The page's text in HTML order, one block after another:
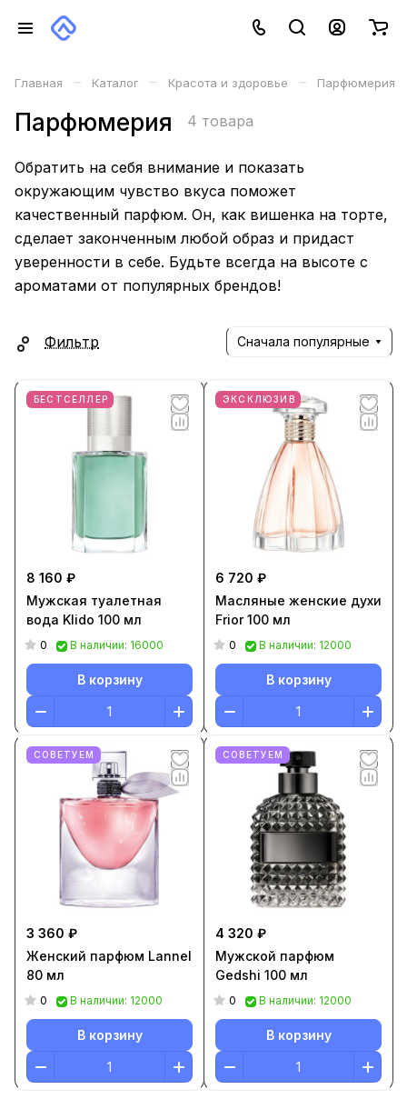
Главная – Каталог – Красота и здоровье – Парфюмерия
Парфюмерия 4 товара
Обратить на себя внимание и показать
окружающим чувство вкуса поможет
качественный парфюм. Он, как вишенка на торте,
сделает законченным любой образ и придаст
уверенности в себе. Будьте всегда на высоте с
ароматами от популярных брендов!
Фильтр Сначала популярные
БЕСТСЕЛЛЕР
8 160 ₽
Мужская туалетная
вода Klido 100 мл
0 В наличии: 16000
В корзину
ЭКСКЛЮЗИВ
6 720 ₽
Масляные женские духи
Frior 100 мл
0 В наличии: 12000
В корзину
СОВЕТУЕМ
3 360 ₽
Женский парфюм Lannel
80 мл
0 В наличии: 12000
В корзину
СОВЕТУЕМ
4 320 ₽
Мужской парфюм
Gedshi 100 мл
0 В наличии: 12000
В корзину